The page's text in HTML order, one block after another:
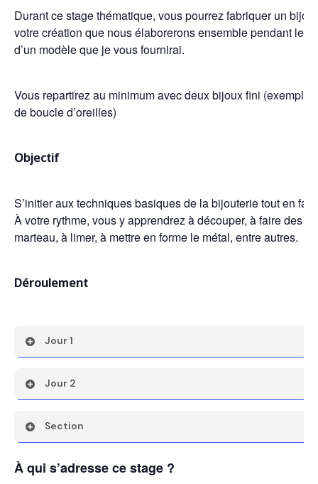
Durant ce stage thématique, vous pourrez fabriquer un
votre création que nous élaborerons ensemble pendant le
d’un modèle que je vous fournirai.
Vous repartirez au minimum avec deux bijoux fini (exemple
de boucle d’oreilles)
Objectif
S’initier aux techniques basiques de la bijouterie tout en
À votre rythme, vous y apprendrez à découper, à faire des
marteau, à limer, à mettre en forme le métal, entre autres.
Déroulement
Jour 1
• Exercices pour apprendre faire un bijou simple en
Jour 2
• Fabrication
Section
À qui s’adresse ce stage ?